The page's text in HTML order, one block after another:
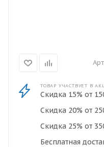
ТОВАР УЧАСТВУЕТ В
Скидка 15% от
Скидка 20% от
Скидка 25% от
Бесплатная